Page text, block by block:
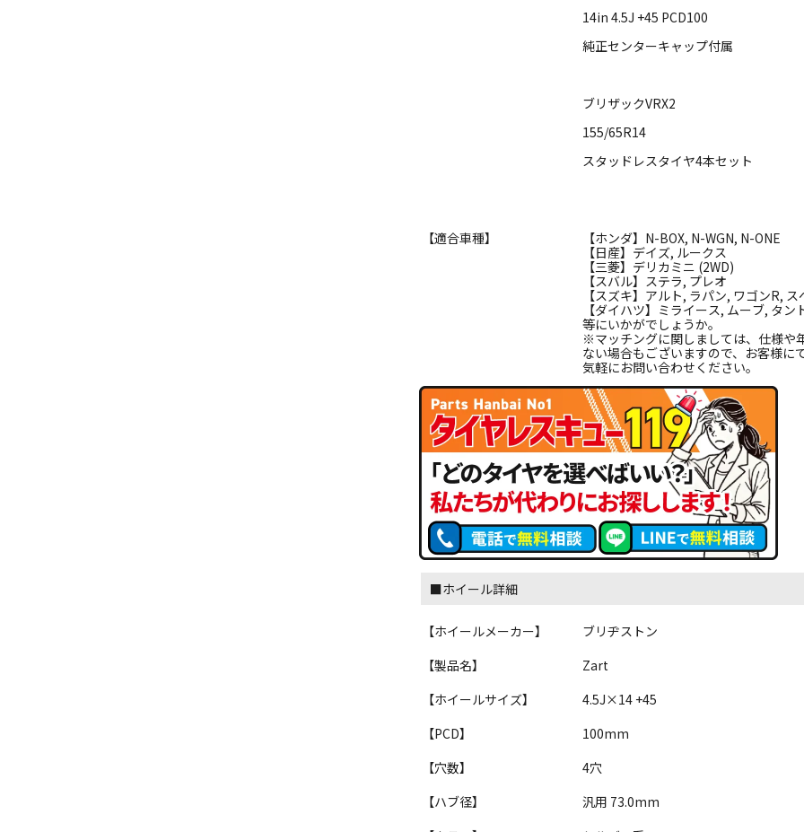
14in 4.5J +45 PCD100
純正センターキャップ付属
ブリザックVRX2
155/65R14
スタッドレスタイヤ4本セット
【適合車種】
【ホンダ】N-BOX, N-WGN, N-ONE
【日産】デイズ, ルークス
【三菱】デリカミニ (2WD)
【スバル】ステラ, プレオ
【スズキ】アルト, ラパン, ワゴンR,
【ダイハツ】ミライース, ムーブ, タン
等にいかがでしょうか。
※マッチングに関しましては、仕様や
ない場合もございますので、お客様
気軽にお問い合わせください。
■ホイール詳細
【ホイールメーカー】
ブリヂストン
【製品名】
Zart
【ホイールサイズ】
4.5J×14 +45
【PCD】
100mm
【穴数】
4穴
【ハブ径】
汎用 73.0mm